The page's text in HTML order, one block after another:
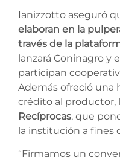
Ianizzotto aseguró
elaboran en la
través de la
lanzará Coninagro y
participan
Además ofreció una
crédito al productor,
Recíprocas, que
la institución a fines
“Firmamos un